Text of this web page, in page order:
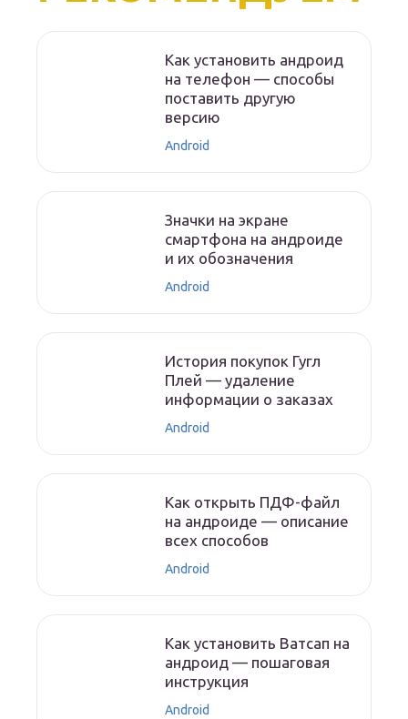
Как установить андроид
на телефон — способы
поставить другую
версию
Android
Значки на экране
смартфона на андроиде
и их обозначения
Android
История покупок Гугл
Плей — удаление
информации о заказах
Android
Как открыть ПДФ-файл
на андроиде — описание
всех способов
Android
Как установить Ватсап на
андроид — пошаговая
инструкция
Android